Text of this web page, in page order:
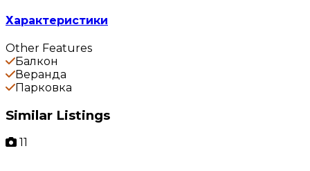
Характеристики
Other Features
Балкон
Веранда
Парковка
Similar Listings
11